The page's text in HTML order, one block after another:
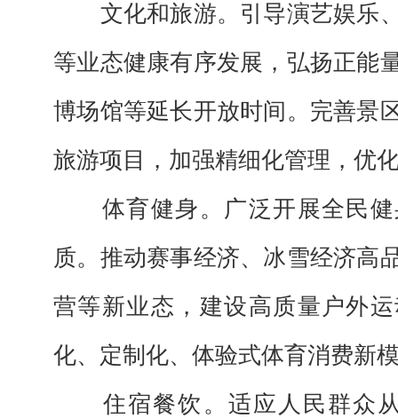
文化和旅游。 引导演艺娱乐
等业态健康有序发展，弘扬正能
博场馆等延长开放时间。完善景
旅游项目，加强精细化管理，优
体育健身。 广泛开展全民
质。推动赛事经济、冰雪经济高
营等新业态，建设高质量户外
化、定制化、体验式体育消费新
住宿餐饮。 适应人民群众